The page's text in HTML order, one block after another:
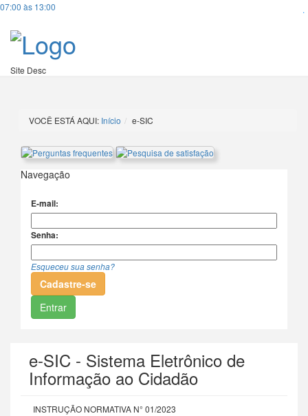
.
07:00 às 13:00
Site Desc
VOCÊ ESTÁ AQUI: Início e-SIC
Navegação
E-mail:
Senha:
Esqueceu sua senha?
Cadastre-se
e-SIC - Sistema Eletrônico de
Informação ao Cidadão
INSTRUÇÃO NORMATIVA N° 01/2023